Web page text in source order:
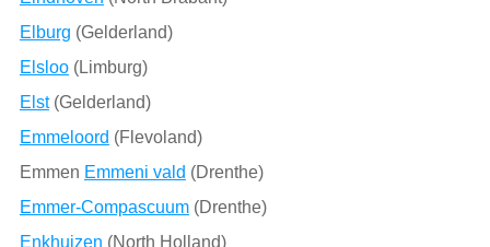
Elburg (Gelderland)
Elsloo(Limburg)
Elst(Gelderland)
Emmeloord (Flevoland)
Emmen Emmeni vald (Drenthe)
Emmer-Compascuum(Drenthe)
Enkhuizen (North Holland)